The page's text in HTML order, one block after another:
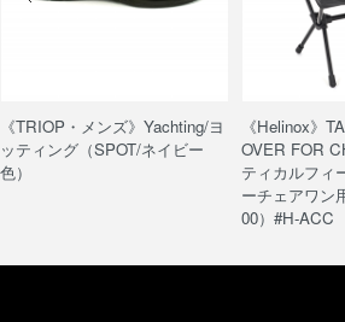
《TRIOP・メンズ》Yachting/ヨ
ッティング（SPOT/ネイビー
色）
《Helinox》
OVER FOR
ティカルフィ
ーチェアワン
00）#H-ACC